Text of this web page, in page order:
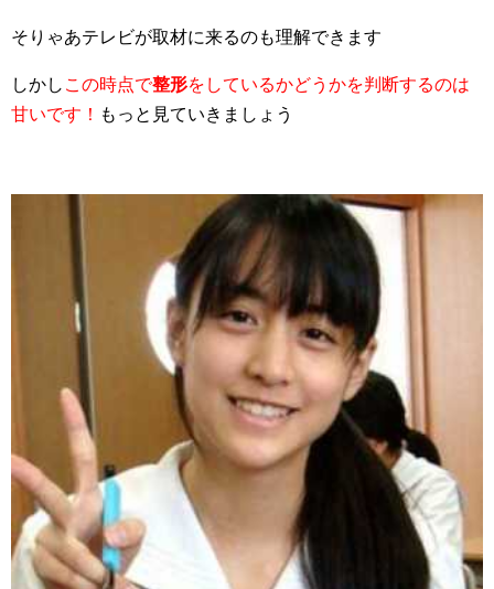
そりゃあテレビが取材に来るのも理解できます
しかし この時点で整形をしているかどうかを判断するのは
甘いです！ もっと見ていきましょう